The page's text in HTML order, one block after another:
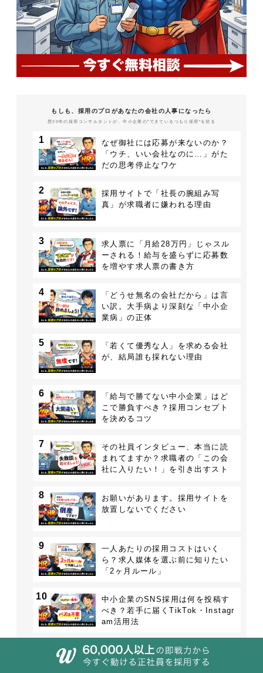
もしも、採用のプロがあなたの会社の人事になったら
歴20年の採用コンサルタントが、中小企業の"できているつもり採用"を切る
1
なぜ御社には応募が来ないのか？
「ウチ、いい会社なのに…」がた
だの思考停止なワケ
2
採用サイトで「社長の腕組み写
真」が求職者に嫌われる理由
3
求人票に「月給28万円」じゃスル
ーされる！給与を盛らずに応募数
を増やす求人票の書き方
4
「どうせ無名の会社だから」は言
い訳。大手病より深刻な「中小企
業病」の正体
5
「若くて優秀な人」を求める会社
が、結局誰も採れない理由
6
「給与で勝てない中小企業」はど
こで勝負すべき？採用コンセプト
を決めるコツ
7
その社員インタビュー、本当に読
まれてますか？求職者の「この会
社に入りたい！」を引き出すスト
8
お願いがあります。採用サイトを
放置しないでください
9
一人あたりの採用コストはいく
ら？求人媒体を選ぶ前に知りたい
「2ヶ月ルール」
10
中小企業のSNS採用は何を投稿す
べき？若手に届くTikTok・Instagr
am活用法
ハローワークでは出会えない層に
届ける。リファラル採用とアルム